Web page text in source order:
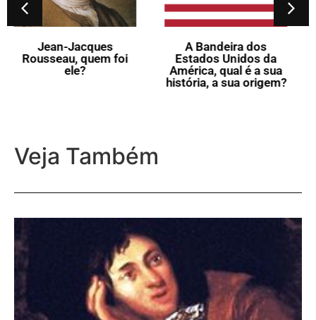
A Bandeira dos
Estados Unidos da
América, qual é a sua
Veja Também